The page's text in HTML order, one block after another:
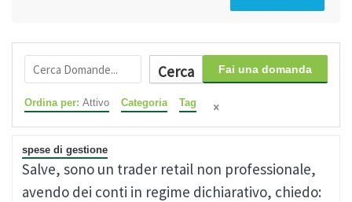
Fai una domanda
Cerca
Ordina per: Attivo Categoria Tag
spese di gestione
Salve, sono un trader retail non professionale,
avendo dei conti in regime dichiarativo, chiedo: